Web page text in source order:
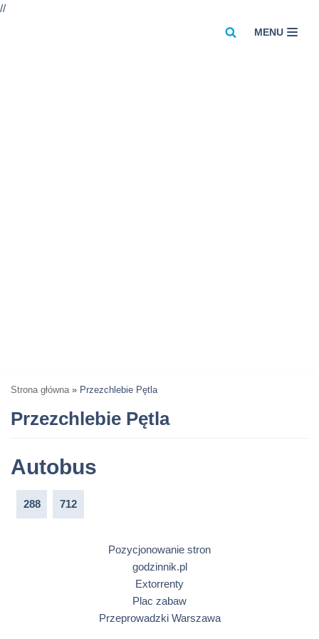
//
MENU
Strona główna» Przezchlebie Pętla
Przezchlebie Pętla
Autobus
288 712
Pozycjonowanie stron
godzinnik.pl
Extorrenty
Plac zabaw
Przeprowadzki Warszawa